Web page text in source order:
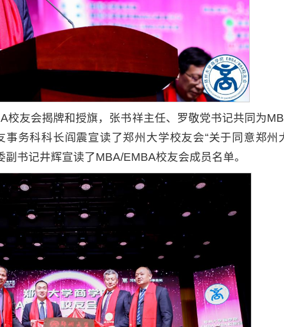
校友会揭牌和授旗，张书祥主任、罗敬党书记共同为
务科科长阎震宣读了郑州大学校友会“关于同意郑州
书记井辉宣读了MBA/EMBA校友会成员名单。